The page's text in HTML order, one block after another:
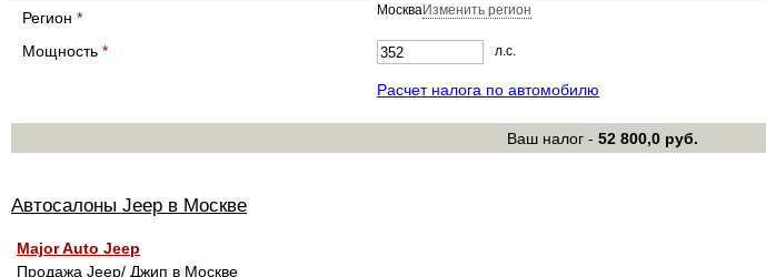
Регион * МоскваИзменить регион
Мощность * л.с.
Расчет налога по автомобилю
Ваш налог - 52 800,0 руб.
Автосалоны Jeep в Москве
Major Auto Jeep
Продажа Jeep/ Джип в Москве